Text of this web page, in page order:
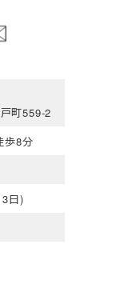
町559-2
歩8分
日)